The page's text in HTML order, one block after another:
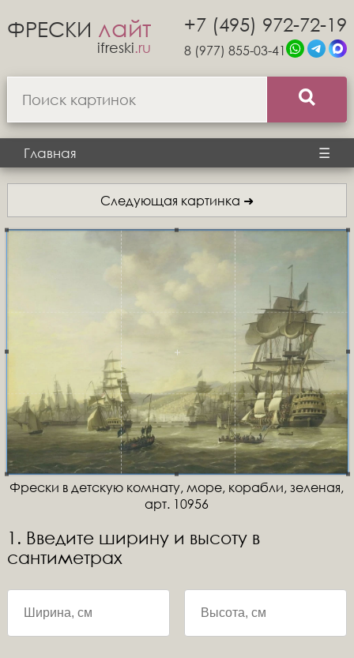
ФРЕСКИ лайт
ifreski.ru
+7 (495) 972-72-19
8 (977) 855-03-41
Главная ☰
Следующая картинка ➜
Фрески в детскую комнату, море, корабли, зеленая,
арт. 10956
1. Введите ширину и высоту в
сантиметрах